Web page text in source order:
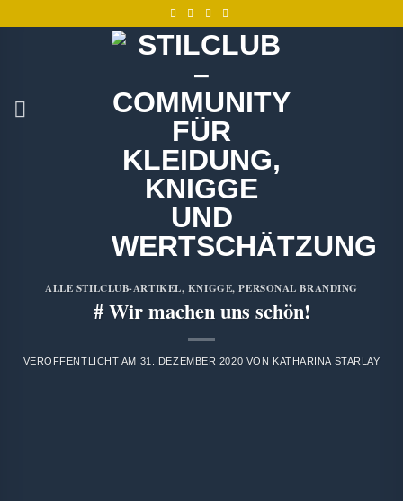
ALLE STILCLUB-ARTIKEL, KNIGGE,PERSONAL BRANDING
# Wir machen uns schön!
VERÖFFENTLICHT AM 31. DEZEMBER 2020 VON KATHARINA STARLAY